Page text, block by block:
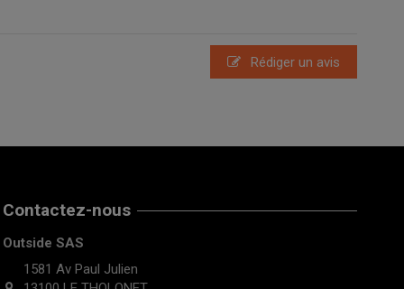
Rédiger un avis
Contactez-nous
Outside SAS
1581 Av Paul Julien